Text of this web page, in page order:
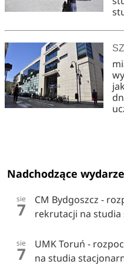
Nadchodzące
sie
7
CM Bydgoszcz -
rekrutacji na
sie
7
UMK Toruń -
na studia